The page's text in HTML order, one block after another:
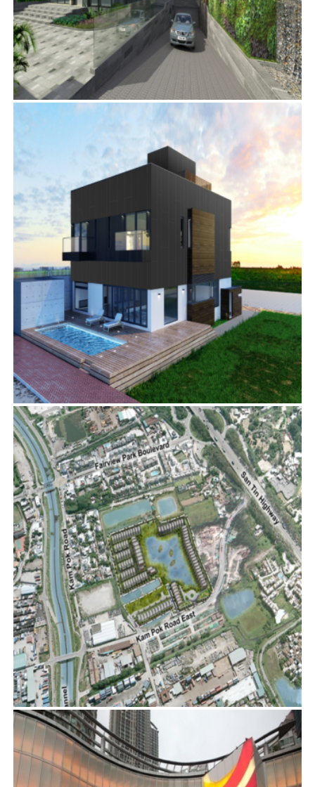
金巴倫道47號
項目管理
約道3號
項目管理
元朗南生圍壆圍西路北邊擬建住宅發展規劃申請書
建築顧問